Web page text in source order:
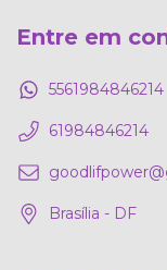
Entre em
5561984846214
61984846214
Brasília - DF